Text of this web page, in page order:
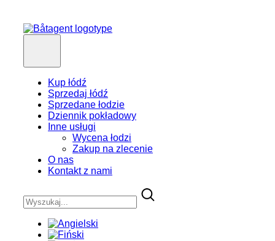
Kup łódź
Sprzedaj łódź
Sprzedane łodzie
Dziennik pokładowy
Inne usługi
Wycena łodzi
Zakup na zlecenie
O nas
Kontakt z nami